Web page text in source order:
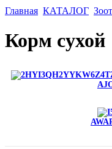
Главная КАТАЛОГ
Корм сухой